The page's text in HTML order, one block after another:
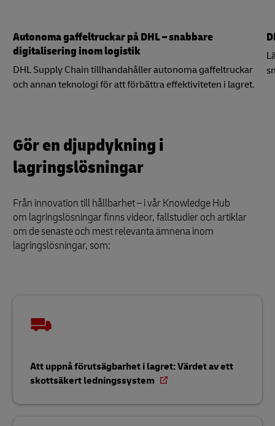
Autonoma gaffeltruckar på DHL – snabbare
digitalisering inom logistik
DHL Supply Chain tillhandahåller autonoma gaffeltruckar
och annan teknologi för att förbättra effektiviteten i lagret.
Gör en djupdykning i
lagringslösningar
Från innovation till hållbarhet – i vår Knowledge Hub
om lagringslösningar finns videor, fallstudier och artiklar
om de senaste och mest relevanta ämnena inom
lagringslösningar, som:
Att uppnå förutsägbarhet i lagret: Värdet av ett
skottsäkert ledningssystem